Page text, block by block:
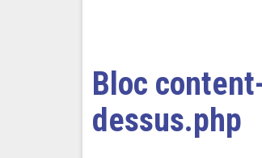
Bloc
dessus.php